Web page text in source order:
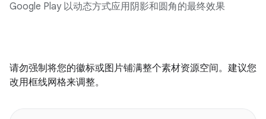
Google Play 以动态方式应用阴影和圆角的最终效果
请勿强制将您的徽标或图片铺满整个素材资源空间。建议您
改用框线网格来调整。